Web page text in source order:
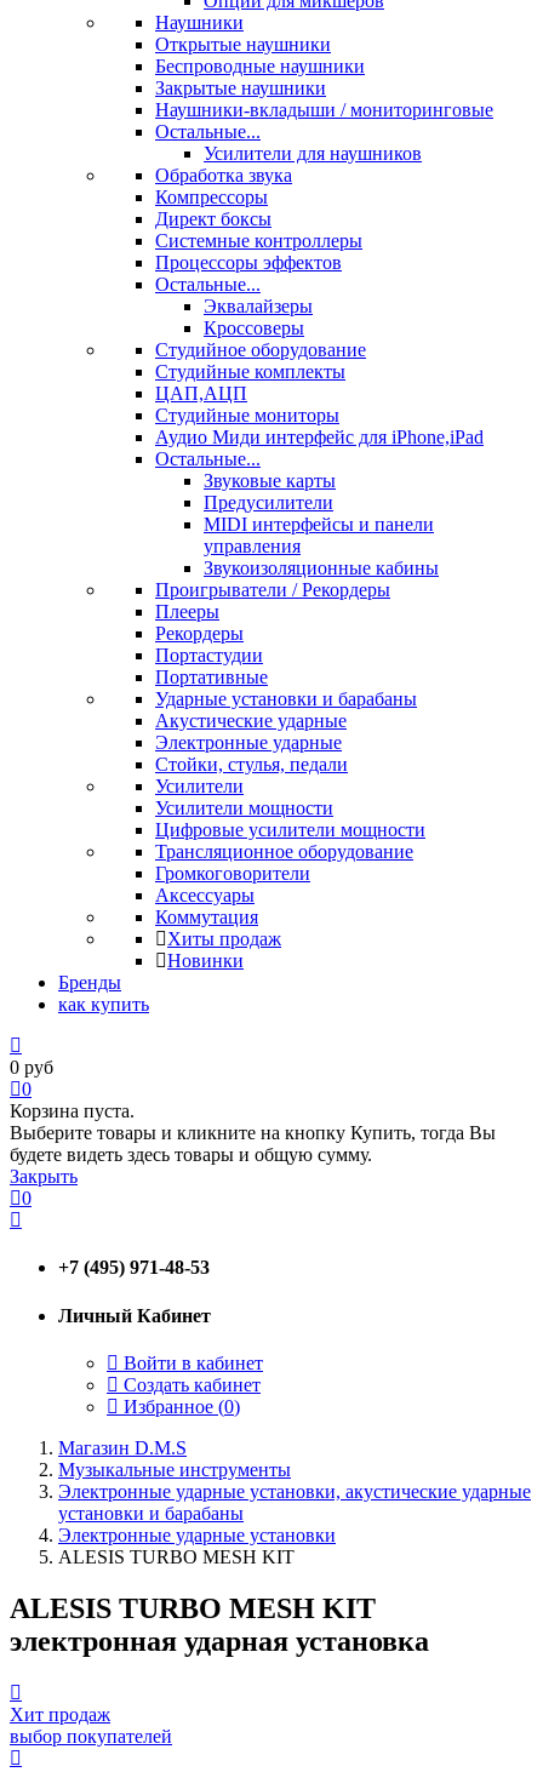
Наушники
Открытые наушники
Беспроводные наушники
Закрытые наушники
Наушники-вкладыши / мониторинговые
Остальные...
Усилители для наушников
Обработка звука
Компрессоры
Директ боксы
Системные контроллеры
Процессоры эффектов
Остальные...
Эквалайзеры
Кроссоверы
Студийное оборудование
Студийные комплекты
ЦАП,АЦП
Студийные мониторы
Аудио Миди интерфейс для iPhone,iPad
Остальные...
Звуковые карты
Предусилители
MIDI интерфейсы и панели
управления
Звукоизоляционные кабины
Проигрыватели / Рекордеры
Плееры
Рекордеры
Портастудии
Портативные
Ударные установки и барабаны
Акустические ударные
Электронные ударные
Стойки, стулья, педали
Усилители
Усилители мощности
Цифровые усилители мощности
Трансляционное оборудование
Громкоговорители
Аксессуары
Коммутация
Хиты продаж
Новинки
Бренды
как купить
0 руб
0
Корзина пуста.
Выберите товары и кликните на кнопку Купить, тогда Вы
будете видеть здесь товары и общую сумму.
Закрыть
0
+7 (495) 971-48-53
Личный Кабинет
Войти в кабинет
Создать кабинет
Избранное (0)
Магазин D.M.S
Музыкальные инструменты
Электронные ударные установки, акустические ударные
установки и барабаны
Электронные ударные установки
ALESIS TURBO MESH KIT
ALESIS TURBO MESH KIT
электронная ударная установка
Хит продаж
выбор покупателей